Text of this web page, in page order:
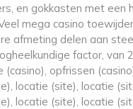
en gokkasten met
mega casino
afmeting delen aan
factor, van
(casino), opfrissen
locatie (site), locatie
locatie (site), locatie